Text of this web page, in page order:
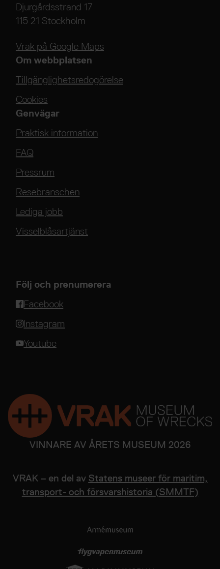
Djurgårdsstrand 17
115 21 Stockholm
Vrak på Google Maps
Om webbplatsen
Tillgänglighetsredogörelse
Cookies
Genvägar
Praktisk information
FAQ
Pressrum
Resebranschen
Lediga jobb
Visselblåsartjänst
Följ och prenumerera
Facebook
Instagram
Youtube
VINNARE AV ÅRETS MUSEUM 2026
VRAK – en del av Statens museer för maritim,
transport- och försvarshistoria (SMMTF)